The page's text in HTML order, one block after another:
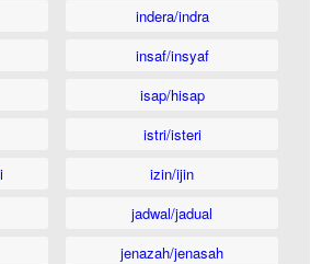
indera/indra
insaf/insyaf
isap/hisap
istri/isteri
izin/ijin
jadwal/jadual
jenazah/jenasah